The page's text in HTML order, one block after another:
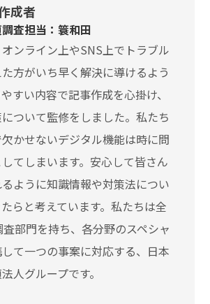
成者
査担当：簑和田
ンライン上やSNS上でトラブル
方がいち早く解決に導けるよう
すい内容で記事作成を心掛け、
ついて監修をしました。私たち
かせないデジタル機能は時に問
てしまいます。安心して皆さん
ように知識情報や対策法につい
らと考えています。私たちは全
部門を持ち、各分野のスペシャ
て一つの事案に対応する、日本
人グループです。